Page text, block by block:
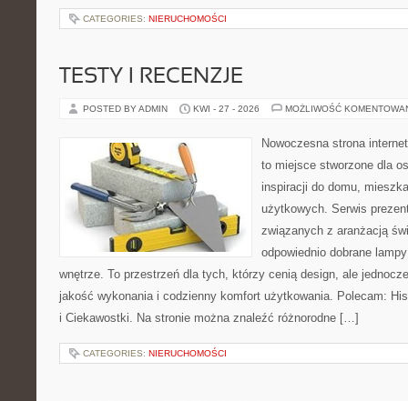
CATEGORIES: NIERUCHOMOŚCI
TESTY I RECENZJE
POSTED BY ADMIN KWI - 27 - 2026 MOŻLIWOŚĆ
Nowoczesna strona
to miejsce stworzone dla
inspiracji do domu,
użytkowych. Serwis
związanych z aranżacją
odpowiednio dobrane
wnętrze. To przestrzeń dla tych, którzy cenią design, ale
jakość wykonania i codzienny komfort użytkowania. Polecam:
i Ciekawostki. Na stronie można znaleźć różnorodne […]
CATEGORIES: NIERUCHOMOŚCI